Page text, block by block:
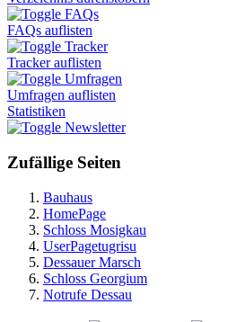
FAQs
FAQs auflisten
Tracker
Tracker auflisten
Umfragen
Umfragen auflisten
Statistiken
Newsletter
Zufällige Seiten
Bauhaus
HomePage
Schloss Mosigkau
UserPagetugrisu
Dessauer Marsch
Schloss Georgium
Notrufe Dessau